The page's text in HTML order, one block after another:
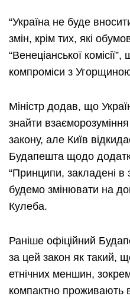
“Україна не буде
змін, крім тих, які
“Венеціанської
компроміси з
Міністр додав, що
знайти
закону, але Київ
Будапешта щодо
“Принципи, закладені в
будемо змінювати на
Кулеба.
Раніше офіційний
за цей закон як такий,
етнічних меншин,
компактно проживають в